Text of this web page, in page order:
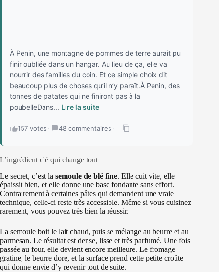
À Penin, une montagne de pommes de terre aurait pu
finir oubliée dans un hangar. Au lieu de ça, elle va
nourrir des familles du coin. Et ce simple choix dit
beaucoup plus de choses qu’il n’y paraît.À Penin, des
tonnes de patates qui ne finiront pas à la
poubelleDans... Lire la suite
157 votes · 48 commentaires ·
L’ingrédient clé qui change tout
Le secret, c’est la semoule de blé fine. Elle cuit vite, elle
épaissit bien, et elle donne une base fondante sans effort.
Contrairement à certaines pâtes qui demandent une vraie
technique, celle-ci reste très accessible. Même si vous cuisinez
rarement, vous pouvez très bien la réussir.
La semoule boit le lait chaud, puis se mélange au beurre et au
parmesan. Le résultat est dense, lisse et très parfumé. Une fois
passée au four, elle devient encore meilleure. Le fromage
gratine, le beurre dore, et la surface prend cette petite croûte
qui donne envie d’y revenir tout de suite.